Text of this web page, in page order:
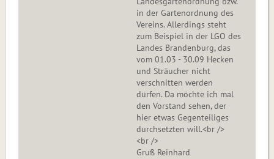
in der Gartenordnung des
Vereins. Allerdings steht
zum Beispiel in der LGO des
Landes Brandenburg, das
vom 01.03 - 30.09 Hecken
und Sträucher nicht
verschnitten werden
dürfen. Da möchte ich mal
den Vorstand sehen, der
hier etwas Gegenteiliges
durchsetzten will.<br />
<br />
Gruß Reinhard